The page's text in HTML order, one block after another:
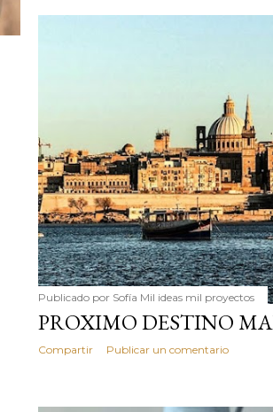
Publicado por Sofía Mil ideas mil proyectos
PROXIMO DESTINO
Compartir Publicar un comentario